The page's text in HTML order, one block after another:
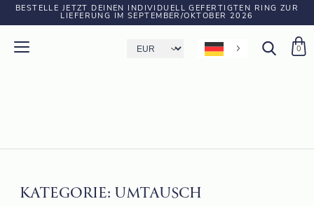
BESTELLE JETZT DEINEN INDIVIDUELL GEFERTIGTEN RING ZUR
LIEFERUNG IM SEPTEMBER/OKTOBER 2026
0
KATEGORIE: UMTAUSCH